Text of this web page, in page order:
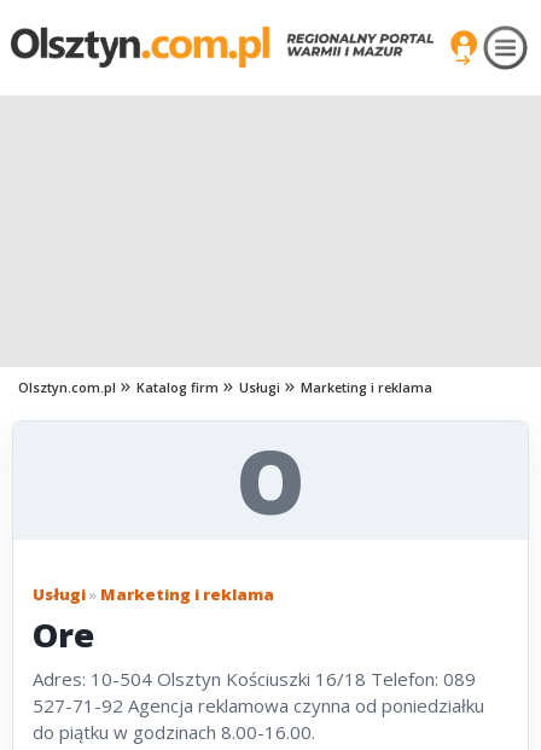
Olsztyn.com.pl Katalog firm Usługi Marketing i reklama
O
Usługi» Marketing i reklama
Ore
Adres: 10-504 Olsztyn Kościuszki 16/18 Telefon: 089
527-71-92 Agencja reklamowa czynna od poniedziałku
do piątku w godzinach 8.00-16.00.